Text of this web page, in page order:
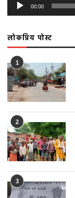
00:00
लोकप्रिय पोस्ट
1
2
3